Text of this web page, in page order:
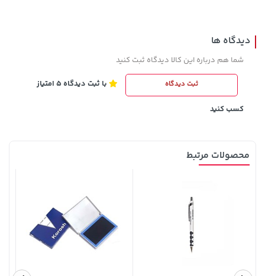
3,879,000 تومان خرید
141,000 تومان
148,000 تومان
دیدگاه ها
شما هم درباره این کالا دیدگاه ثبت کنید
ثبت دیدگاه با ثبت دیدگاه 5 امتیاز
کسب کنید
محصولات مرتبط